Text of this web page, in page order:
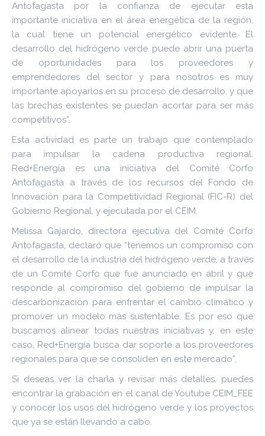
Antofagasta por la confianza de ejecutar esta
importante iniciativa en el área energética de la región,
la cual tiene un potencial energético evidente. El
desarrollo del hidrógeno verde puede abrir una puerta
de oportunidades para los proveedores y
emprendedores del sector y para nosotros es muy
importante apoyarlos en su proceso de desarrollo, y que
las brechas existentes se puedan acortar para ser más
competitivos”.
Esta actividad es parte un trabajo que contemplado
para impulsar la cadena productiva regional.
Red+Energía es una iniciativa del Comité Corfo
Antofagasta a través de los recursos del Fondo de
Innovación para la Competitividad Regional (FIC-R) del
Gobierno Regional, y ejecutada por el CEIM.
Melissa Gajardo, directora ejecutiva del Comité Corfo
Antofagasta, declaró que “tenemos un compromiso con
el desarrollo de la industria del hidrógeno verde, a través
de un Comité Corfo que fue anunciado en abril y que
responde al compromiso del gobierno de impulsar la
descarbonización para enfrentar el cambio climático y
promover un modelo más sustentable. Es por eso que
buscamos alinear todas nuestras iniciativas y, en este
caso, Red+Energía busca dar soporte a los proveedores
regionales para que se consoliden en este mercado”.
Si deseas ver la charla y revisar más detalles, puedes
encontrar la grabación en el canal de Youtube CEIM_FEE
y conocer los usos del hidrógeno verde y los proyectos
que ya se están llevando a cabo.